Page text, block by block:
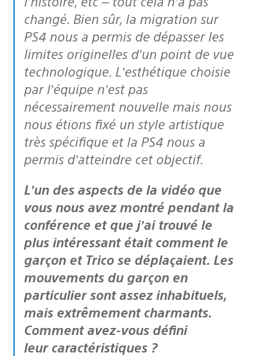
changé. Bien sûr, la migration sur
PS4 nous a permis de dépasser les
limites originelles d’un point de vue
technologique. L’esthétique choisie
par l’équipe n’est pas
nécessairement nouvelle mais nous
nous étions fixé un style artistique
très spécifique et la PS4 nous a
permis d’atteindre cet objectif.
L’un des aspects de la vidéo que
vous nous avez montré pendant la
conférence et que j’ai trouvé le
plus intéressant était comment le
garçon et Trico se déplaçaient. Les
mouvements du garçon en
particulier sont assez inhabituels,
mais extrêmement charmants.
Comment avez-vous défini
leur caractéristiques ?